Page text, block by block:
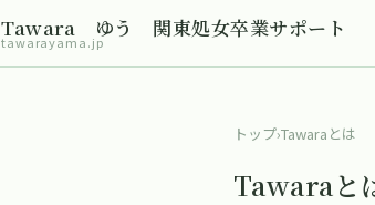
Tawara ゆう 関東処女卒業サポート
tawarayama.jp
トップ›Tawaraとは
Tawaraと